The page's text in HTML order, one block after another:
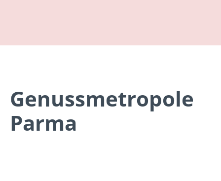
Genussmetropole
Parma